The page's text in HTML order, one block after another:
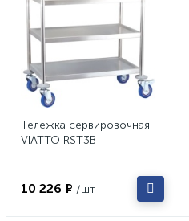
Тележка сервировочная
VIATTO RST3B
10 226 ₽ /шт